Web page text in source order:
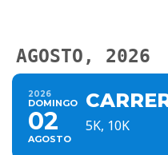
AGOSTO, 2026
2026
DOMINGO
02
AGOSTO
5K, 10K